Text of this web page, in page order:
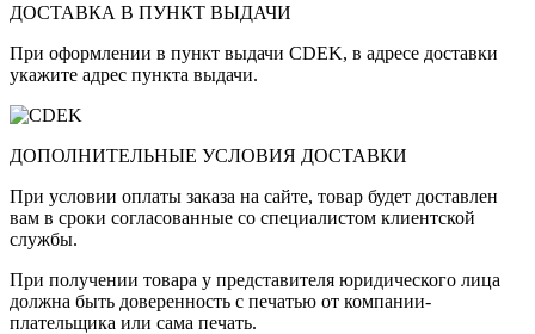
ДОСТАВКА В ПУНКТ ВЫДАЧИ
При оформлении в пункт выдачи CDEK, в адресе доставки
укажите адрес пункта выдачи.
ДОПОЛНИТЕЛЬНЫЕ УСЛОВИЯ ДОСТАВКИ
При условии оплаты заказа на сайте, товар будет доставлен
вам в сроки согласованные со специалистом клиентской
службы.
При получении товара у представителя юридического лица
должна быть доверенность с печатью от компании-
плательщика или сама печать.